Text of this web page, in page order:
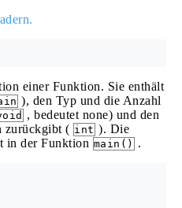
einer Funktion. Sie enthält
), den Typ und die Anzahl
, bedeutet none) und den
zurückgibt ( int ). Die
in der Funktion main() .